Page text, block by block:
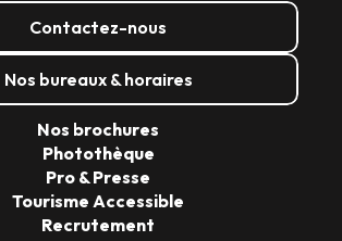
Contactez-nous
Nos bureaux & horaires
Nos brochures
Photothèque
Pro & Presse
Tourisme Accessible
Recrutement